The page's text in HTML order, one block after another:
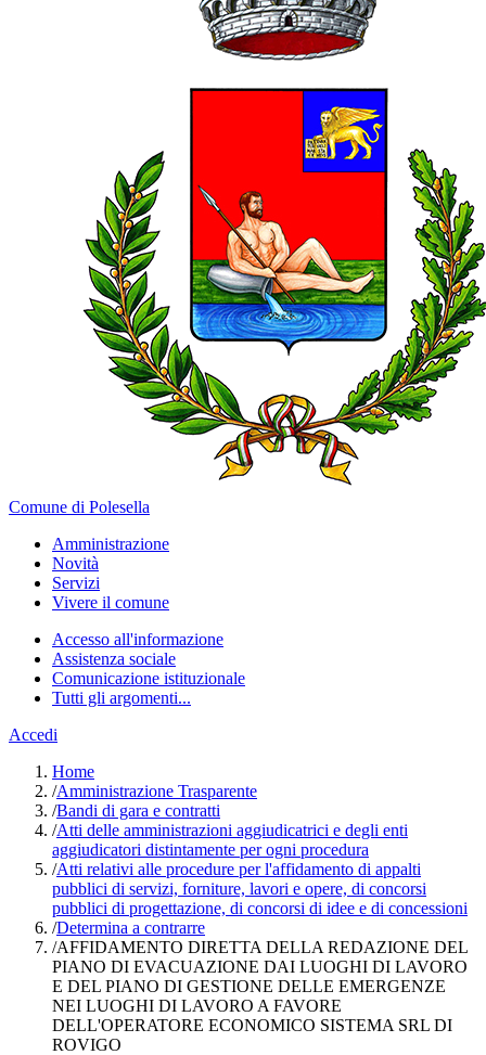
Comune di Polesella
Amministrazione
Novità
Servizi
Vivere il comune
Accesso all'informazione
Assistenza sociale
Comunicazione istituzionale
Tutti gli argomenti...
Accedi
Home
/Amministrazione Trasparente
/Bandi di gara e contratti
/Atti delle amministrazioni aggiudicatrici e degli enti
aggiudicatori distintamente per ogni procedura
/Atti relativi alle procedure per l'affidamento di appalti
pubblici di servizi, forniture, lavori e opere, di concorsi
pubblici di progettazione, di concorsi di idee e di concessioni
/Determina a contrarre
/AFFIDAMENTO DIRETTA DELLA REDAZIONE DEL
PIANO DI EVACUAZIONE DAI LUOGHI DI LAVORO
E DEL PIANO DI GESTIONE DELLE EMERGENZE
NEI LUOGHI DI LAVORO A FAVORE
DELL'OPERATORE ECONOMICO SISTEMA SRL DI
ROVIGO